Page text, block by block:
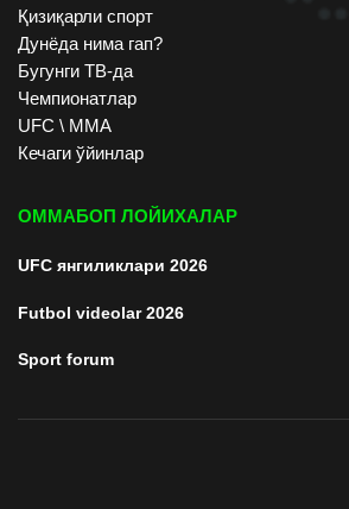
Қизиқарли спорт
Дунёда нима гап?
Бугунги ТВ-да
Чемпионатлар
UFC \ ММА
Кечаги ўйинлар
ОММАБОП ЛОЙИХАЛАР
UFC янгиликлари 2026
Futbol videolar 2026
Sport forum